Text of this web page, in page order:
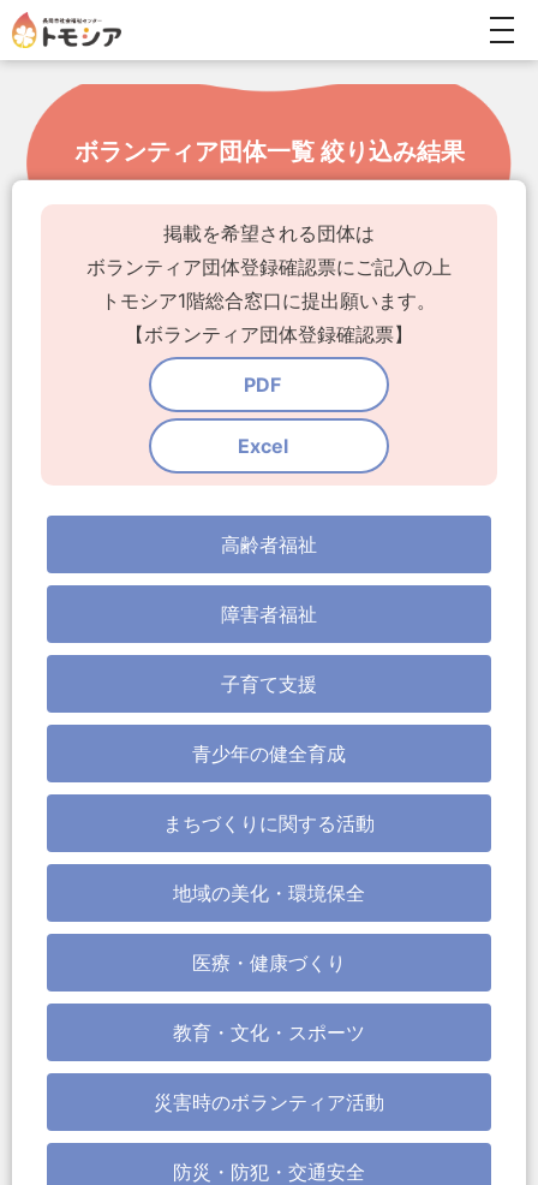
ボランティア団体一覧 絞り込み結果
掲載を希望される団体は
ボランティア団体登録確認票にご記入の上
トモシア1階総合窓口に提出願います。
【ボランティア団体登録確認票】
PDF
Excel
高齢者福祉
障害者福祉
子育て支援
青少年の健全育成
まちづくりに関する活動
地域の美化・環境保全
医療・健康づくり
教育・文化・スポーツ
災害時のボランティア活動
防災・防犯・交通安全